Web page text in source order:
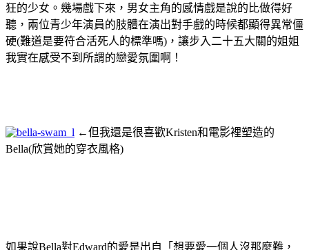
狂的少女。幾場戲下來，男女主角的感情戲是說的比做得好
聽，兩位青少年演員的肢體在演出對手戲的時候都顯得異常僵
硬(難道是要符合活死人的標準嗎)，讓步入二十五大關的姐姐
我實在感受不到所謂的戀愛氛圍啊！
←但我還是很喜歡Kristen和電影裡塑造的
Bella(欣賞她的穿衣風格)
如果說Bella對Edward的愛是出自「想要愛一個人沒那麼難，